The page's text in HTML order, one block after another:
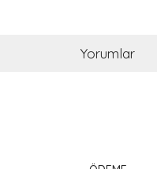
Yorumlar